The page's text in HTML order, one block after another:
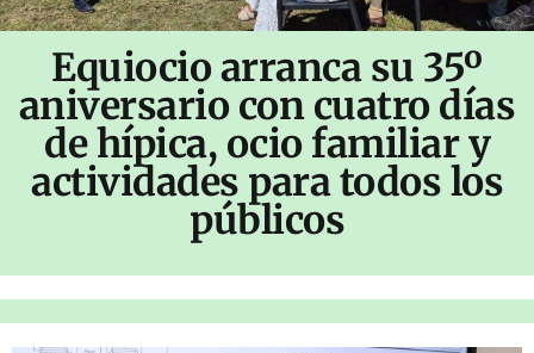
Equiocio arranca su 35º
aniversario con cuatro días
de hípica, ocio familiar y
actividades para todos los
públicos